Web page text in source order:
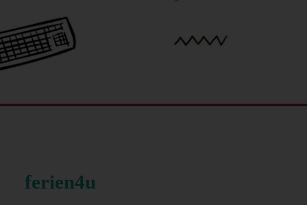
ferien4u